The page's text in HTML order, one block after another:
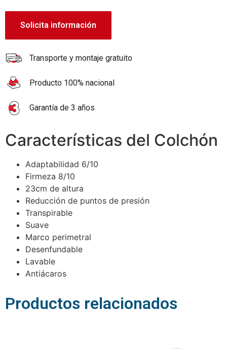
Solicita información
Transporte y montaje gratuito
Producto 100% nacional
Garantía de 3 años
Características del Colchón
Adaptabilidad 6/10
Firmeza 8/10
23cm de altura
Reducción de puntos de presión
Transpirable
Suave
Marco perimetral
Desenfundable
Lavable
Antiácaros
Productos relacionados